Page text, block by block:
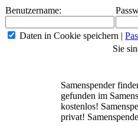
Benutzername:
Daten in Cookie speichern |
Sie
Samenspender
gefunden im
kostenlos!
privat!